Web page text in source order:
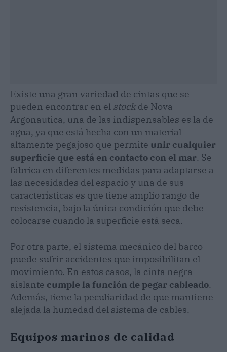
Existe una gran variedad de cintas que se
pueden encontrar en el stockde Nova
Argonautica, una de las indispensables es la de
agua, ya que está hecha con un material
altamente pegajoso que permite unir cualquier
superficie que está en contacto con el mar. Se
fabrica en diferentes medidas para adaptarse a
las necesidades del espacio y una de sus
características es que tiene amplio rango de
resistencia, bajo la única condición que debe
colocarse cuando la superficie está seca.
Por otra parte, el sistema mecánico del barco
puede sufrir accidentes que imposibilitan el
movimiento. En estos casos, la cinta negra
aislante cumple la función de pegar cableado.
Además, tiene la peculiaridad de que mantiene
alejada la humedad del sistema de cables.
Equipos marinos de calidad